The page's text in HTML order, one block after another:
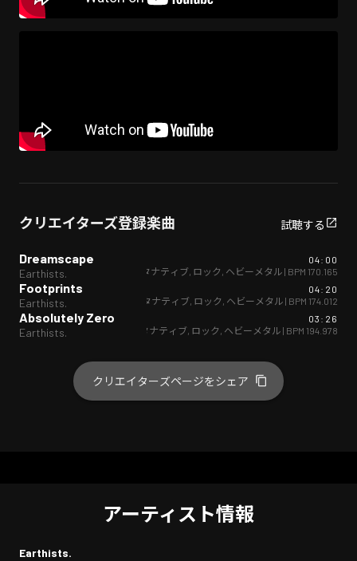
クリエイターズ登録楽曲 試聴する
Dreamscape
Earthists.
04:00
オルタナティブ, ロック , ヘビーメタル | BPM 170.165
Footprints
Earthists.
04:20
オルタナティブ, ロック , ヘビーメタル | BPM 174.012
Absolutely Zero
Earthists.
03:26
オルタナティブ, ロック , ヘビーメタル | BPM 194.978
クリエイターズページをシェア
アーティスト情報
Earthists.